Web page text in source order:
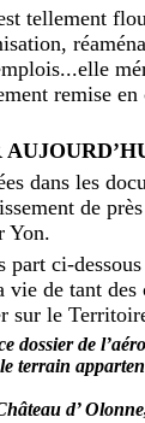
tellement
remise en
dans les
de
Yon.
ci-
de tant
sur le
dossier de
terrain
d’